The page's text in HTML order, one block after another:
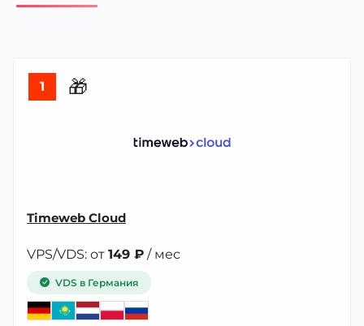
1 🎁
Timeweb Cloud
VPS/VDS: от 149 ₽ / мес
VDS в Германия